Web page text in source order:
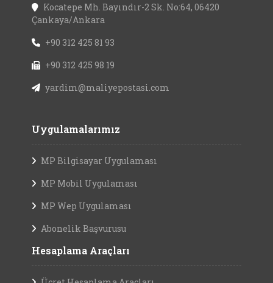
Kocatepe Mh. Bayındır-2 Sk. No:64, 06420
Çankaya/Ankara
+90 312 425 81 93
+90 312 425 98 19
yardim@maliyepostasi.com
Uygulamalarımız
MP Bilgisayar Uygulaması
MP Mobil Uygulaması
MP Wep Uygulaması
Abonelik Başvurusu
Hesaplama Araçları